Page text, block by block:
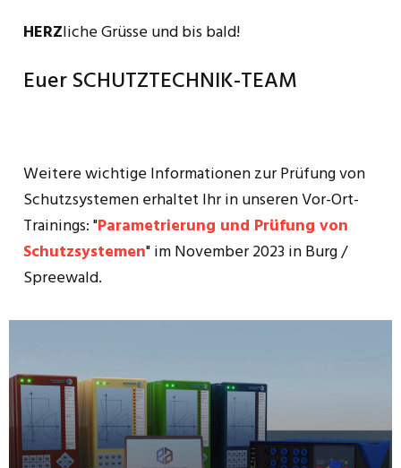
HERZliche Grüsse und bis bald!
Euer SCHUTZTECHNIK-TEAM
Weitere wichtige Informationen zur Prüfung von
Schutzsystemen erhaltet Ihr in unseren Vor-Ort-
Trainings: "Parametrierung und Prüfung von
Schutzsystemen" im November 2023 in Burg /
Spreewald.